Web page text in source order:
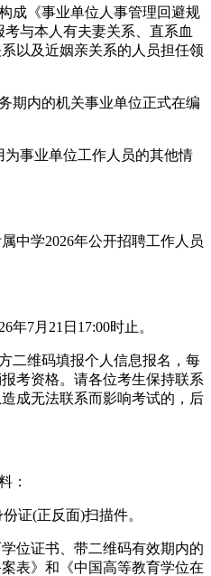
《事业单位人事管理回避规
与本人有夫妻关系、直系血
以及近姻亲关系的人员担任领
内的机关事业单位正式在编
事业单位工作人员的其他情
学2026年公开招聘工作人员
7月21日17:00时止。
维码填报个人信息报名，每
考资格。请各位考生保持联系
成无法联系而影响考试的，后
：
(正反面)扫描件。
位证书、带二维码有效期内的
表》和《中国高等教育学位在